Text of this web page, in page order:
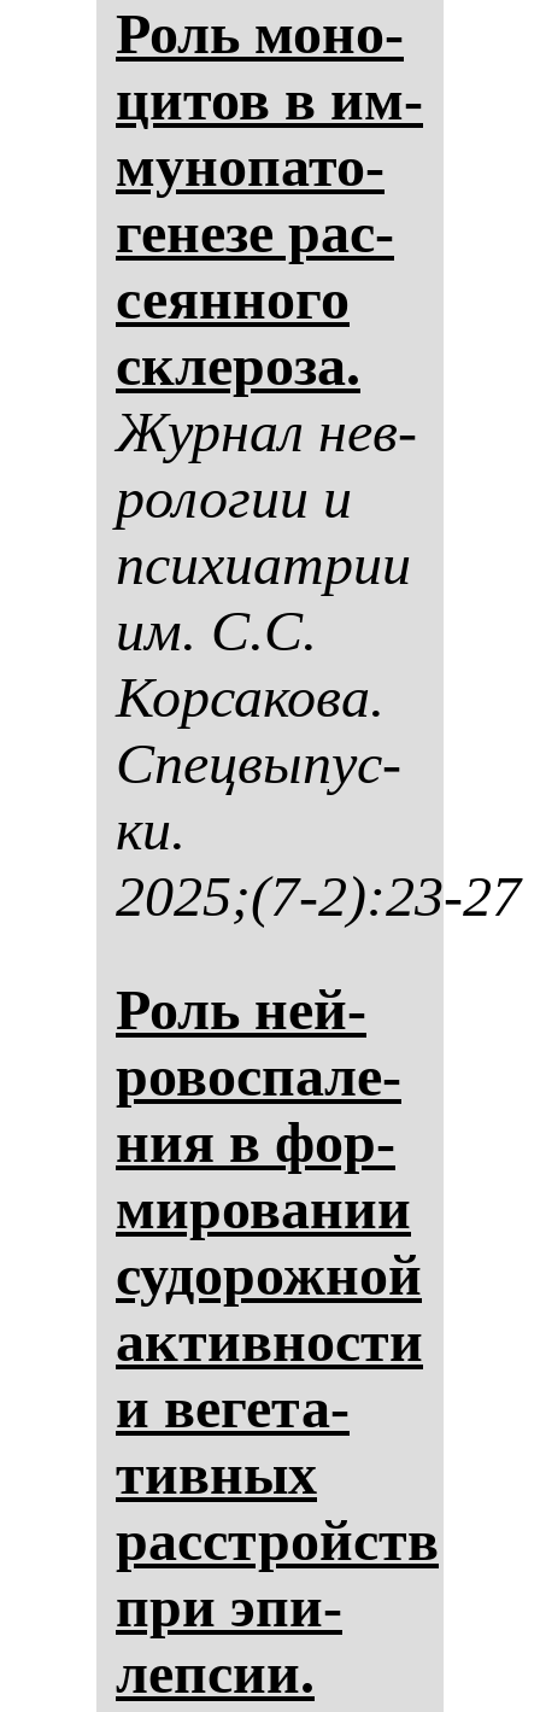
Роль мо­но­
ци­тов в им­
му­но­па­то­
ге­не­зе рас­
се­ян­но­го
скле­ро­за.
Жур­нал нев­
ро­ло­гии и
пси­хи­ат­рии
им. С.С.
Кор­са­ко­ва.
Спец­вы­пус­
ки.
2025;(7-2):23-27
Роль ней­
ро­вос­па­ле­
ния в фор­
ми­ро­ва­нии
су­до­рож­ной
ак­тив­нос­ти
и ве­ге­та­
тив­ных
расстройств
при эпи­
леп­сии.